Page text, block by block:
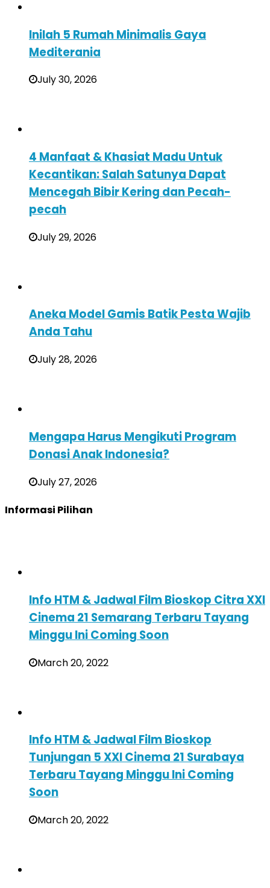
Inilah 5 Rumah Minimalis Gaya
Mediterania
July 30, 2026
4 Manfaat & Khasiat Madu Untuk
Kecantikan: Salah Satunya Dapat
Mencegah Bibir Kering dan Pecah-
pecah
July 29, 2026
Aneka Model Gamis Batik Pesta Wajib
Anda Tahu
July 28, 2026
Mengapa Harus Mengikuti Program
Donasi Anak Indonesia?
July 27, 2026
Informasi Pilihan
Info HTM & Jadwal Film Bioskop Citra XXI
Cinema 21 Semarang Terbaru Tayang
Minggu Ini Coming Soon
March 20, 2022
Info HTM & Jadwal Film Bioskop
Tunjungan 5 XXI Cinema 21 Surabaya
Terbaru Tayang Minggu Ini Coming
Soon
March 20, 2022